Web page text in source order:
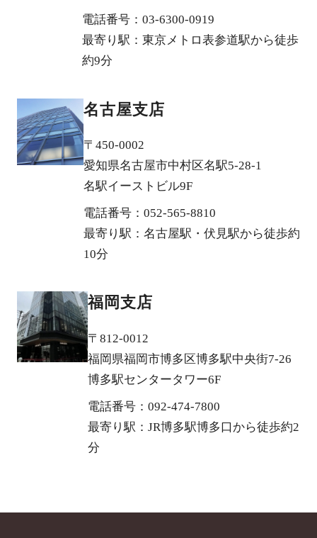
電話番号：03-6300-0919
最寄り駅：東京メトロ表参道駅から徒歩
約9分
名古屋支店
〒450-0002
愛知県名古屋市中村区名駅5-28-1
名駅イーストビル9F
電話番号：052-565-8810
最寄り駅：名古屋駅・伏見駅から徒歩約
10分
福岡支店
〒812-0012
福岡県福岡市博多区博多駅中央街7-26
博多駅センタータワー6F
電話番号：092-474-7800
最寄り駅：JR博多駅博多口から徒歩約2
分